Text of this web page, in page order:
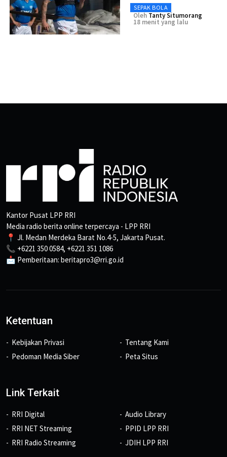
SEPAK BOLA
Oleh Tanty Situmorang
18 menit yang lalu
Kantor Pusat LPP RRI
Media radio berita online terpercaya - LPP RRI
📍 Jl. Medan Merdeka Barat No.4-5, Jakarta Pusat.
📞 +6221 350 0584, +6221 351 1086
📩 Pemberitaan: beritapro3@rri.go.id
Ketentuan
Kebijakan Privasi
Pedoman Media Siber
Tentang Kami
Peta Situs
Link Terkait
RRI Digital
RRI NET Streaming
RRI Radio Streaming
Audio Library
PPID LPP RRI
JDIH LPP RRI